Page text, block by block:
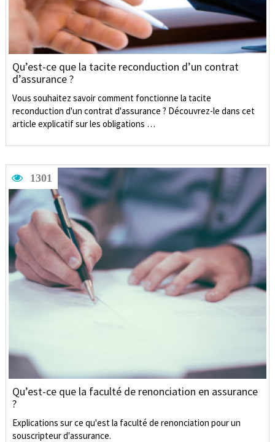
Qu’est-ce que la tacite reconduction d’un contrat
d’assurance ?
Vous souhaitez savoir comment fonctionne la tacite
reconduction d'un contrat d'assurance ? Découvrez-le dans cet
article explicatif sur les obligations …
1301
Qu’est-ce que la faculté de renonciation en assurance
?
Explications sur ce qu'est la faculté de renonciation pour un
souscripteur d'assurance.